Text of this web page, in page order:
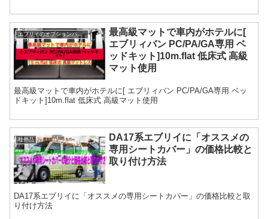
エブリイのオプションパーツ
最高級マットで車内がホテルに[
エブリィバン PC/PA/GA専用 ベ
ッドキット]10m.flat 低床式 高級
マット使用
最高級マットで車内がホテルに[ エブリィバン PC/PA/GA専用 ベッ
ドキット]10m.flat 低床式 高級マット使用
社外品
DA17系エブリイに「オススメの
専用シートカバー」の価格比較と
取り付け方法
DA17系エブリイに「オススメの専用シートカバー」の価格比較と取
り付け方法